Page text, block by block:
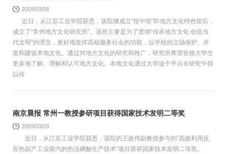
2009/03/06
近日，从江苏工业学院获悉，该院继成立“馆中馆”即地方文化特色馆后，
成立了“常州地方文化研究所”。该所主要是为了贯彻“传承地方文化 创造当
代文明”的理念，更好地发挥高校服务社会的功能，以学校的立场保护、开
发和建设本地文化。通过对地方文化的研究和推广，研究所希望在校大学生
更多地了解、理解和认可地方文化。本地文化通过大学这个平台在研究中得
以传
南京晨报 常州一教授参研项目获得国家技术发明二等奖
2009/03/03
近日，从江苏工业学院获悉，该院的王政伟副教授参与的“高效利用反
应热副产工业蒸汽的热法磷酸生产技术”项目荣获国家技术发明二等奖。